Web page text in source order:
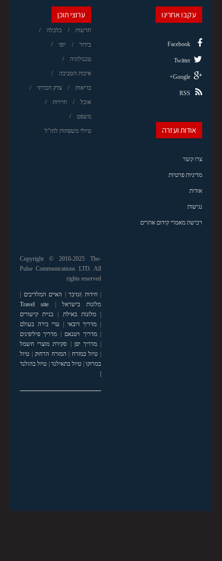
ערוצי תוכן
חדשות כלכלה
בידור יופי
טכנולוגיה
איכות הסביבה
בריאות צדק חברתי
אוכל תיירות
משפט
טיולי משפחות לחו"ל
עקבו אחרינו
Facebook
Twitter
Google+
RSS
אודות ועזרה
צרו קשר
מדיניות פרטיות
אודות
נגישות
רכישת מאמרי קידום אתרים
Copyright © 2010-2025 The-
Pulse Communications LTD. All
rights reserved
|חידות זנזיבר האיים המלדיבים
מלונות בישראל
Travel site
|מלונות באילת
בניית קישורים
מדריך דובאי
ערי בירה בעולם
|מדריך ויטנאם
מדריך פיליפינים
|מדריך יפן
סקירת מוצרי חשמל
טיול במזרח המזרח הרחוק| טיול
במרוקו| טיול בתאילנד| טיול בהולנד